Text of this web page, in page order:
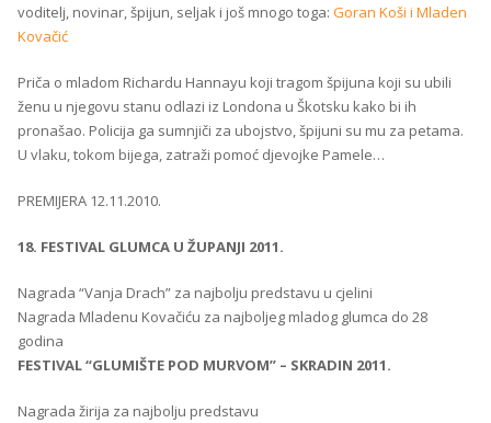
voditelj, novinar, špijun, seljak i još mnogo toga: Goran Koši i Mladen
Kovačić
Priča o mladom Richardu Hannayu koji tragom špijuna koji su ubili
ženu u njegovu stanu odlazi iz Londona u Škotsku kako bi ih
pronašao. Policija ga sumnjiči za ubojstvo, špijuni su mu za petama.
U vlaku, tokom bijega, zatraži pomoć djevojke Pamele…
PREMIJERA 12.11.2010.
18. FESTIVAL GLUMCA U ŽUPANJI 2011.
Nagrada “Vanja Drach” za najbolju predstavu u cjelini
Nagrada Mladenu Kovačiću za najboljeg mladog glumca do 28
godina
FESTIVAL “GLUMIŠTE POD MURVOM” – SKRADIN 2011.
Nagrada žirija za najbolju predstavu